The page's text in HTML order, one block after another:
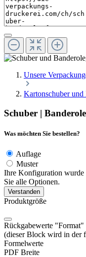
Unsere
Kartonschuber und
Schuber | Banderole
Was möchten Sie bestellen?
Auflage
Muster
Ihre Konfiguration wurde
Sie alle Optionen.
Verstanden
Produktgröße
Rückgabewerte
(dieser Block wird in der
Formelwerte
PDF Breite